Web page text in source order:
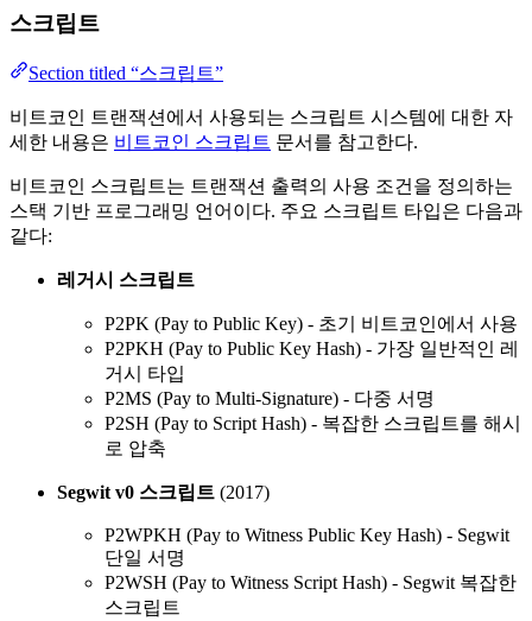
스크립트
Section titled “스크립트”
비트코인 트랜잭션에서 사용되는 스크립트 시스템에 대한 자
세한 내용은 비트코인 스크립트 문서를 참고한다.
비트코인 스크립트는 트랜잭션 출력의 사용 조건을 정의하는
스택 기반 프로그래밍 언어이다. 주요 스크립트 타입은 다음과
같다:
레거시 스크립트
P2PK (Pay to Public Key) - 초기 비트코인에서 사용
P2PKH (Pay to Public Key Hash) - 가장 일반적인 레
거시 타입
P2MS (Pay to Multi-Signature) - 다중 서명
P2SH (Pay to Script Hash) - 복잡한 스크립트를 해시
로 압축
Segwit v0 스크립트 (2017)
P2WPKH (Pay to Witness Public Key Hash) - Segwit
단일 서명
P2WSH (Pay to Witness Script Hash) - Segwit 복잡한
스크립트